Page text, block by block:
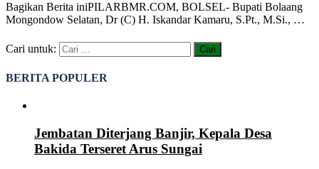
Bagikan Berita iniPILARBMR.COM, BOLSEL- Bupati Bolaang
Mongondow Selatan, Dr (C) H. Iskandar Kamaru, S.Pt., M.Si., …
Cari untuk:
BERITA POPULER
Jembatan Diterjang Banjir, Kepala Desa
Bakida Terseret Arus Sungai